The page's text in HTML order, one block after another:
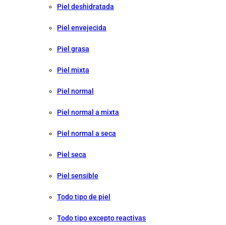
Piel deshidratada
Piel envejecida
Piel grasa
Piel mixta
Piel normal
Piel normal a mixta
Piel normal a seca
Piel seca
Piel sensible
Todo tipo de piel
Todo tipo excepto reactivas